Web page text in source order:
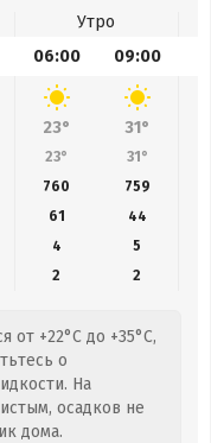
Утро
06:00 09:00
23° 31°
23° 31°
760 759
61 44
4
5
2 2
от +22°C до +35°C,
о
На
осадков не
дома.